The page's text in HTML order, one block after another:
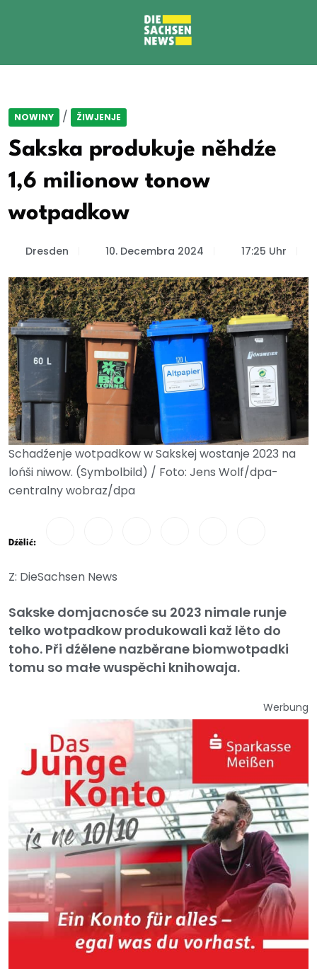
NOWINY / ŽIWJENJE
Sakska produkuje něhdźe
1,6 milionow tonow
wotpadkow
Dresden 10. Decembra 2024 17:25 Uhr
Schadźenje wotpadkow w Sakskej wostanje 2023 na
lońši niwow. (Symbolbild) / Foto: Jens Wolf/dpa-
centralny wobraz/dpa
Dźělić:
Z: DieSachsen News
Sakske domjacnosće su 2023 nimale runje
telko wotpadkow produkowali kaž lěto do
toho. Při dźělene nazběrane biomwotpadki
tomu so małe wuspěchi knihowaja.
Werbung